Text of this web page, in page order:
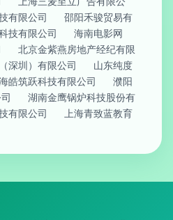
有限公司
邵阳禾骏贸易有
技有限公司
海南电影网
北京金紫燕房地产经纪有限
深圳）有限公司
山东纯度
海皓筑跃科技有限公司
濮阳
湖南金鹰锅炉科技股份有
有限公司
上海青致蓝教育